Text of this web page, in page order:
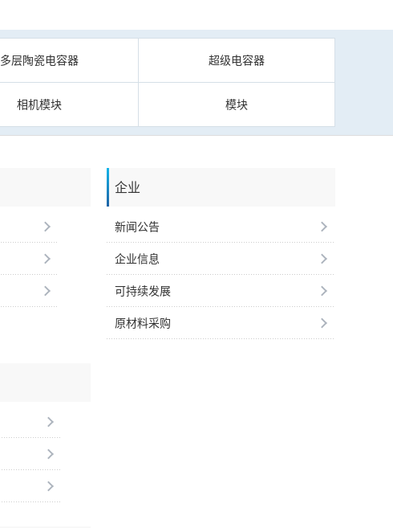
多层陶瓷电容器 超级电容器
相机模块 模块
企业
新闻公告
企业信息
可持续发展
原材料采购